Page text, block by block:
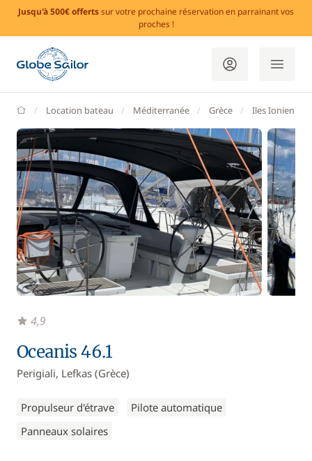
Jusqu'à 500€ offertssur votre prochaine réservation en parrainant vos
proches !
GlobeSailor
Location bateau Méditerranée Grèce Iles Ioniennes
Oceanis 46.1
Perigiali, Lefkas (Grèce)
Propulseur d'étrave
Pilote automatique
Panneaux solaires
4,9